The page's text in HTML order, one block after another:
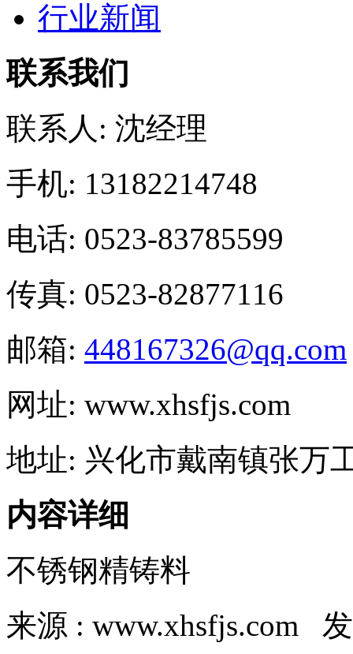
行业新闻
联系我们
联系人: 沈经理
手机: 13182214748
电话: 0523-83785599
传真: 0523-82877116
邮箱: 448167326@qq.com
网址: www.xhsfjs.com
地址: 兴化市戴南镇张万
内容详细
不锈钢精铸料
来源 : www.xhsfjs.com